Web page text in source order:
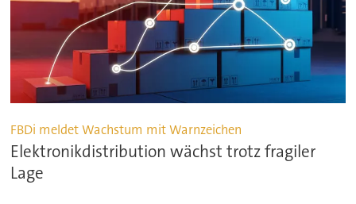
FBDi meldet Wachstum mit Warnzeichen
Elektronikdistribution wächst trotz fragiler
Lage